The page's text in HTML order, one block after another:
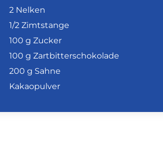
2 Nelken
1/2 Zimtstange
100 g Zucker
100 g Zartbitterschokolade
200 g Sahne
Kakaopulver